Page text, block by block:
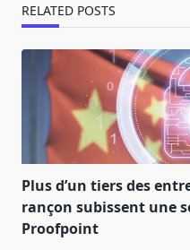
RELATED POSTS
Plus d’un tiers des
rançon subissent une
Proofpoint